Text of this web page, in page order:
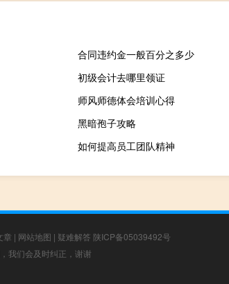
合同违约金一般百分之多少
初级会计去哪里领证
师风师德体会培训心得
黑暗孢子攻略
如何提高员工团队精神
章 | 网站地图 | 疑难解答 陕ICP备05039492号
我们会及时纠正，谢谢